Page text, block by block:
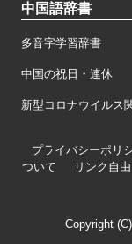
中国語辞書
多音字学習辞書
中国の祝日・連休
新型コロナウイルス
プライバシーポリ
ついて
リンク自由
Copyright